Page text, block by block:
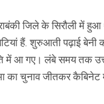
जिले के सिरौली में हुआ
हैं. शुरुआती पढ़ाई बेनी
में आ गए। लंबे समय तक
चुनाव जीतकर कैबिनेट